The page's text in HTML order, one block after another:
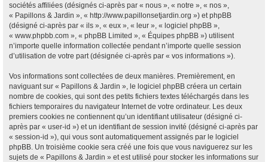
sociétés affiliées (désignés ci-après par « nous », « notre », « nos »,
« Papillons & Jardin », « http://www.papillonsetjardin.org ») et phpBB
(désigné ci-après par « ils », « eux », « leur », « logiciel phpBB »,
« www.phpbb.com », « phpBB Limited », « Équipes phpBB ») utilisent
n’importe quelle information collectée pendant n’importe quelle session
d’utilisation de votre part (désignée ci-après par « vos informations »).
Vos informations sont collectées de deux manières. Premièrement, en
naviguant sur « Papillons & Jardin », le logiciel phpBB créera un certain
nombre de cookies, qui sont des petits fichiers textes téléchargés dans les
fichiers temporaires du navigateur Internet de votre ordinateur. Les deux
premiers cookies ne contiennent qu’un identifiant utilisateur (désigné ci-
après par « user-id ») et un identifiant de session invité (désigné ci-après par
« session-id »), qui vous sont automatiquement assignés par le logiciel
phpBB. Un troisième cookie sera créé une fois que vous naviguerez sur les
sujets de « Papillons & Jardin » et est utilisé pour stocker les informations sur